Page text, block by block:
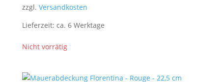
zzgl. Versandkosten
Lieferzeit: ca. 6 Werktage
Nicht vorrätig